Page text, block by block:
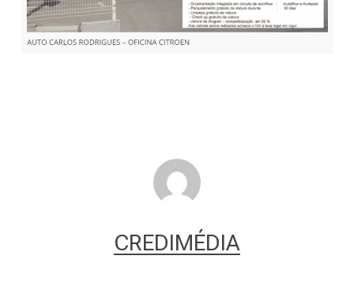
CREDIMÉDIA